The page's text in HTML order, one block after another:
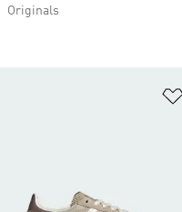
Originals